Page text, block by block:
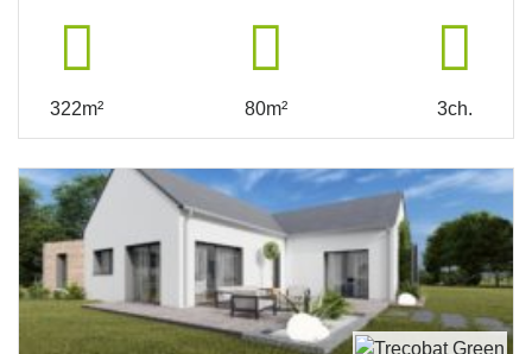
322m² 80m² 3ch.